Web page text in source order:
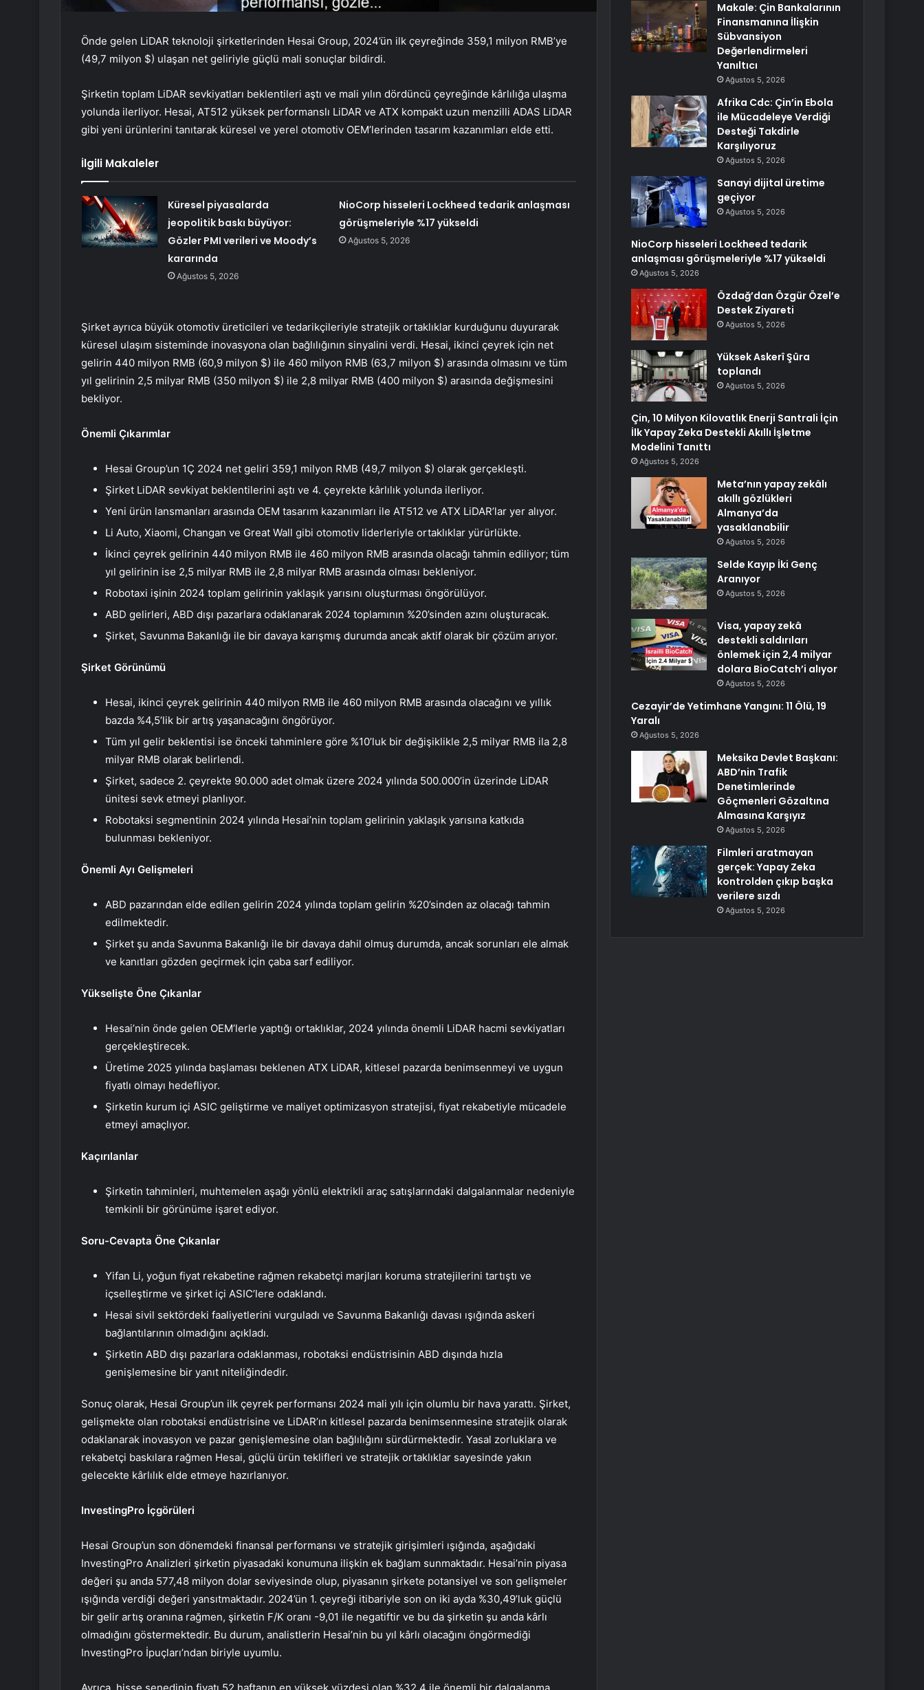
Önde gelen LiDAR teknoloji şirketlerinden Hesai Group, 2024’ün ilk çeyreğinde 359,1 milyon RMB’ye
(49,7 milyon $) ulaşan net geliriyle güçlü mali sonuçlar bildirdi.
Şirketin toplam LiDAR sevkiyatları beklentileri aştı ve mali yılın dördüncü çeyreğinde kârlılığa ulaşma
yolunda ilerliyor. Hesai, AT512 yüksek performanslı LiDAR ve ATX kompakt uzun menzilli ADAS LiDAR
gibi yeni ürünlerini tanıtarak küresel ve yerel otomotiv OEM’lerinden tasarım kazanımları elde etti.
İlgili Makaleler
Küresel piyasalarda
jeopolitik baskı büyüyor:
Gözler PMI verileri ve Moody’s
kararında
Ağustos 5, 2026
NioCorp hisseleri Lockheed tedarik anlaşması
görüşmeleriyle %17 yükseldi
Ağustos 5, 2026
Şirket ayrıca büyük otomotiv üreticileri ve tedarikçileriyle stratejik ortaklıklar kurduğunu duyurarak
küresel ulaşım sisteminde inovasyona olan bağlılığının sinyalini verdi. Hesai, ikinci çeyrek için net
gelirin 440 milyon RMB (60,9 milyon $) ile 460 milyon RMB (63,7 milyon $) arasında olmasını ve tüm
yıl gelirinin 2,5 milyar RMB (350 milyon $) ile 2,8 milyar RMB (400 milyon $) arasında değişmesini
bekliyor.
Önemli Çıkarımlar
Hesai Group’un 1Ç 2024 net geliri 359,1 milyon RMB (49,7 milyon $) olarak gerçekleşti.
Şirket LiDAR sevkiyat beklentilerini aştı ve 4. çeyrekte kârlılık yolunda ilerliyor.
Yeni ürün lansmanları arasında OEM tasarım kazanımları ile AT512 ve ATX LiDAR’lar yer alıyor.
Li Auto, Xiaomi, Changan ve Great Wall gibi otomotiv liderleriyle ortaklıklar yürürlükte.
İkinci çeyrek gelirinin 440 milyon RMB ile 460 milyon RMB arasında olacağı tahmin ediliyor; tüm
yıl gelirinin ise 2,5 milyar RMB ile 2,8 milyar RMB arasında olması bekleniyor.
Robotaxi işinin 2024 toplam gelirinin yaklaşık yarısını oluşturması öngörülüyor.
ABD gelirleri, ABD dışı pazarlara odaklanarak 2024 toplamının %20’sinden azını oluşturacak.
Şirket, Savunma Bakanlığı ile bir davaya karışmış durumda ancak aktif olarak bir çözüm arıyor.
Şirket Görünümü
Hesai, ikinci çeyrek gelirinin 440 milyon RMB ile 460 milyon RMB arasında olacağını ve yıllık
bazda %4,5’lik bir artış yaşanacağını öngörüyor.
Tüm yıl gelir beklentisi ise önceki tahminlere göre %10’luk bir değişiklikle 2,5 milyar RMB ila 2,8
milyar RMB olarak belirlendi.
Şirket, sadece 2. çeyrekte 90.000 adet olmak üzere 2024 yılında 500.000’in üzerinde LiDAR
ünitesi sevk etmeyi planlıyor.
Robotaksi segmentinin 2024 yılında Hesai’nin toplam gelirinin yaklaşık yarısına katkıda
bulunması bekleniyor.
Önemli Ayı Gelişmeleri
ABD pazarından elde edilen gelirin 2024 yılında toplam gelirin %20’sinden az olacağı tahmin
edilmektedir.
Şirket şu anda Savunma Bakanlığı ile bir davaya dahil olmuş durumda, ancak sorunları ele almak
ve kanıtları gözden geçirmek için çaba sarf ediliyor.
Yükselişte Öne Çıkanlar
Hesai’nin önde gelen OEM’lerle yaptığı ortaklıklar, 2024 yılında önemli LiDAR hacmi sevkiyatları
gerçekleştirecek.
Üretime 2025 yılında başlaması beklenen ATX LiDAR, kitlesel pazarda benimsenmeyi ve uygun
fiyatlı olmayı hedefliyor.
Şirketin kurum içi ASIC geliştirme ve maliyet optimizasyon stratejisi, fiyat rekabetiyle mücadele
etmeyi amaçlıyor.
Kaçırılanlar
Şirketin tahminleri, muhtemelen aşağı yönlü elektrikli araç satışlarındaki dalgalanmalar nedeniyle
temkinli bir görünüme işaret ediyor.
Soru-Cevapta Öne Çıkanlar
Yifan Li, yoğun fiyat rekabetine rağmen rekabetçi marjları koruma stratejilerini tartıştı ve
içselleştirme ve şirket içi ASIC’lere odaklandı.
Hesai sivil sektördeki faaliyetlerini vurguladı ve Savunma Bakanlığı davası ışığında askeri
bağlantılarının olmadığını açıkladı.
Şirketin ABD dışı pazarlara odaklanması, robotaksi endüstrisinin ABD dışında hızla
genişlemesine bir yanıt niteliğindedir.
Sonuç olarak, Hesai Group’un ilk çeyrek performansı 2024 mali yılı için olumlu bir hava yarattı. Şirket,
gelişmekte olan robotaksi endüstrisine ve LiDAR’ın kitlesel pazarda benimsenmesine stratejik olarak
odaklanarak inovasyon ve pazar genişlemesine olan bağlılığını sürdürmektedir. Yasal zorluklara ve
rekabetçi baskılara rağmen Hesai, güçlü ürün teklifleri ve stratejik ortaklıklar sayesinde yakın
gelecekte kârlılık elde etmeye hazırlanıyor.
InvestingPro İçgörüleri
Hesai Group’un son dönemdeki finansal performansı ve stratejik girişimleri ışığında, aşağıdaki
InvestingPro Analizleri şirketin piyasadaki konumuna ilişkin ek bağlam sunmaktadır. Hesai’nin piyasa
değeri şu anda 577,48 milyon dolar seviyesinde olup, piyasanın şirkete potansiyel ve son gelişmeler
ışığında verdiği değeri yansıtmaktadır. 2024’ün 1. çeyreği itibariyle son on iki ayda %30,49’luk güçlü
bir gelir artış oranına rağmen, şirketin F/K oranı -9,01 ile negatiftir ve bu da şirketin şu anda kârlı
olmadığını göstermektedir. Bu durum, analistlerin Hesai’nin bu yıl kârlı olacağını öngörmediği
InvestingPro İpuçları’ndan biriyle uyumlu.
Makale: Çin Bankalarının
Finansmanına İlişkin
Sübvansiyon
Değerlendirmeleri
Yanıltıcı
Ağustos 5, 2026
Afrika Cdc: Çin’in Ebola
ile Mücadeleye Verdiği
Desteği Takdirle
Karşılıyoruz
Ağustos 5, 2026
Sanayi dijital üretime
geçiyor
Ağustos 5, 2026
NioCorp hisseleri Lockheed tedarik
anlaşması görüşmeleriyle %17 yükseldi
Ağustos 5, 2026
Özdağ’dan Özgür Özel’e
Destek Ziyareti
Ağustos 5, 2026
Yüksek Askerî Şûra
toplandı
Ağustos 5, 2026
Çin, 10 Milyon Kilovatlık Enerji Santrali İçin
İlk Yapay Zeka Destekli Akıllı İşletme
Modelini Tanıttı
Ağustos 5, 2026
Meta’nın yapay zekâlı
akıllı gözlükleri
Almanya’da
yasaklanabilir
Ağustos 5, 2026
Selde Kayıp İki Genç
Aranıyor
Ağustos 5, 2026
Visa, yapay zekâ
destekli saldırıları
önlemek için 2,4 milyar
dolara BioCatch’i alıyor
Ağustos 5, 2026
Cezayir’de Yetimhane Yangını: 11 Ölü, 19
Yaralı
Ağustos 5, 2026
Meksika Devlet Başkanı:
ABD’nin Trafik
Denetimlerinde
Göçmenleri Gözaltına
Almasına Karşıyız
Ağustos 5, 2026
Filmleri aratmayan
gerçek: Yapay Zeka
kontrolden çıkıp başka
verilere sızdı
Ağustos 5, 2026